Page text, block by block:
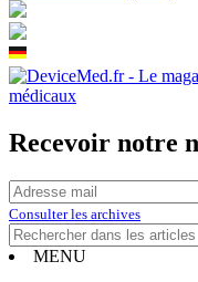
Recevoir notre
Consulter les archives
MENU